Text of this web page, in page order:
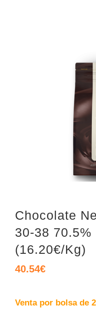
Chocolate
30-38
(16.20€/Kg)
40.54€
Venta por bolsa de